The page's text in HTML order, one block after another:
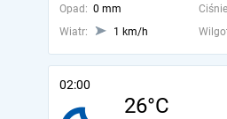
Opad: 0 mm
Wiatr:
1 km/h
02:00
26°C